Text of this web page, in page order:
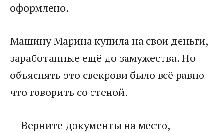
оформлено.
Машину Марина купила на свои деньги,
заработанные ещё до замужества. Но
объяснять это свекрови было всё равно
что говорить со стеной.
— Верните документы на место, —